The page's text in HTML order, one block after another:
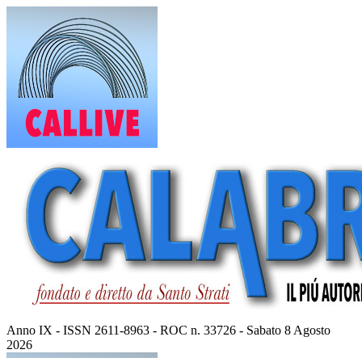
contenuto
Anno IX - ISSN 2611-8963 - ROC n. 33726 - Sabato 8 Agosto
2026